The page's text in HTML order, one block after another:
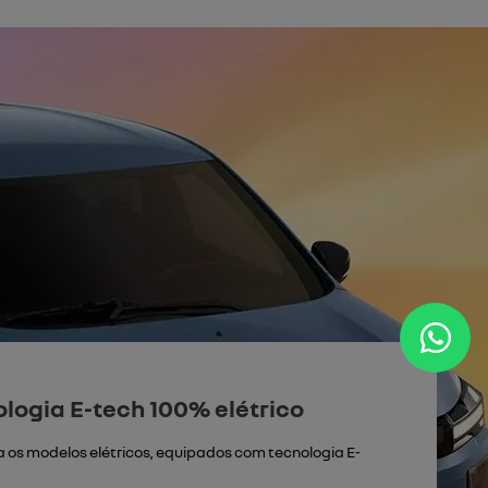
E-tech 100% elétrico
os modelos elétricos, equipados com tecnologia E-